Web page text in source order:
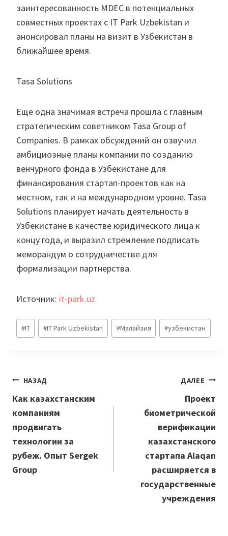
заинтересованность MDEC в потенциальных
совместных проектах с IT Park Uzbekistan и
анонсировал планы на визит в Узбекистан в
ближайшее время.
Tasa Solutions
Еще одна значимая встреча прошла с главным
стратегическим советником Tasa Group of
Companies. В рамках обсуждений он озвучил
амбициозные планы компании по созданию
венчурного фонда в Узбекистане для
финансирования стартап-проектов как на
местном, так и на международном уровне. Tasa
Solutions планирует начать деятельность в
Узбекистане в качестве юридического лица к
концу года, и выразил стремление подписать
меморандум о сотрудничестве для
формализации партнерства.
Источник: it-park.uz
Метки
записи:
#IT #IT Park Uzbekistan #Малайзия #узбекистан
Навигация
по
записям
НАЗАД
Как казахстанским
компаниям
продвигать
технологии за
рубеж. Опыт Sergek
Group
ДАЛЕЕ
Проект
биометрической
верификации
казахстанского
стартапа Alaqan
расширяется в
государственные
учреждения